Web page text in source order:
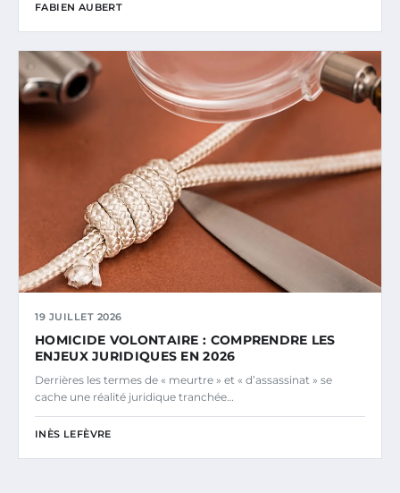
FABIEN AUBERT
19 JUILLET 2026
HOMICIDE VOLONTAIRE : COMPRENDRE LES
ENJEUX JURIDIQUES EN 2026
Derrières les termes de « meurtre » et « d’assassinat » se
cache une réalité juridique tranchée…
INÈS LEFÈVRE